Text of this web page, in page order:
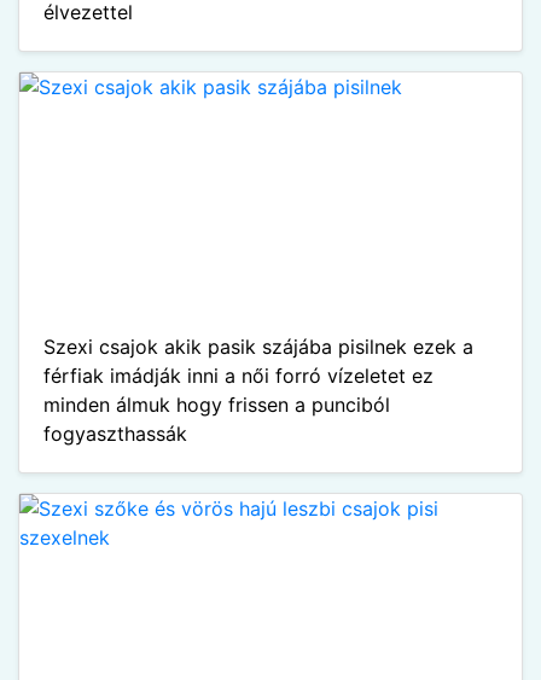
élvezettel
Szexi csajok akik pasik szájába pisilnek ezek a
férfiak imádják inni a női forró vízeletet ez
minden álmuk hogy frissen a punciból
fogyaszthassák